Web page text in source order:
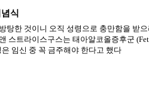
식
탕한 것이니 오직 성령으로 충만함을 받
트라이스구스는 태아알코올증후군
임신 중 꼭 금주해야 한다고 했다